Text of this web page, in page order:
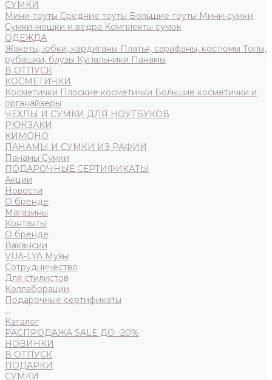
СУМКИ
Мини-тоуты Средние тоуты Большие тоуты Мини-сумки
Сумки-мешки и ведра Комплекты сумок
ОДЕЖДА
Жакеты, юбки, кардиганы Платья, сарафаны, костюмы Топы,
рубашки, блузы Купальники Панамы
В ОТПУСК
КОСМЕТИЧКИ
Косметички Плоские косметички Большие косметички и
органайзеры
ЧЕХЛЫ И СУМКИ ДЛЯ НОУТБУКОВ
РЮКЗАКИ
КИМОНО
ПАНАМЫ И СУМКИ ИЗ РАФИИ
Панамы Сумки
ПОДАРОЧНЫЕ СЕРТИФИКАТЫ
Акции
Новости
О бренде
Магазины
Контакты
О бренде
Вакансии
VUA-LYA Музы
Сотрудничество
Для стилистов
Коллаборации
Подарочные сертификаты
...
Каталог
РАСПРОДАЖА SALE ДО -20%
НОВИНКИ
В ОТПУСК
ПОДАРКИ
СУМКИ